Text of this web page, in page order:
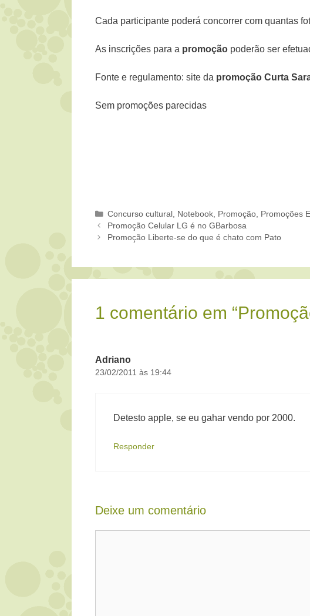
Cada participante poderá concorrer com quantas
As inscrições para a promoção poderão ser
Fonte e regulamento: site da promoção Curta
Sem promoções parecidas
Categorias
Concurso cultural Notebook Promoção Promoções
Promoção Celular LG é no GBarbosa
Promoção Liberte-se do que é chato com Pato
1 comentário em
Adriano
23/02/2011 às 19:44
Detesto apple, se eu gahar vendo por 2000.
Responder
Deixe um comentário